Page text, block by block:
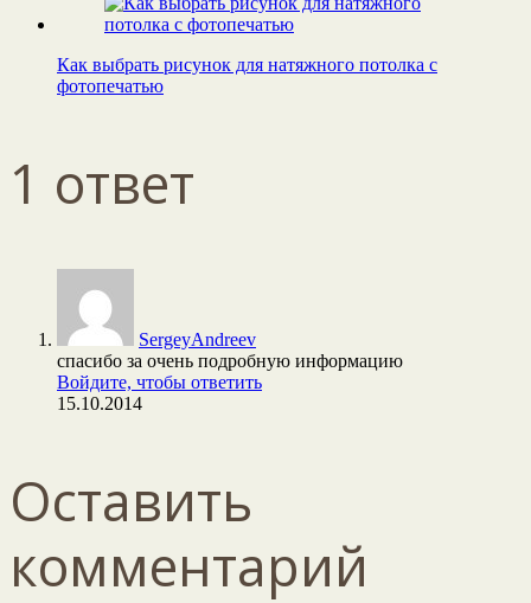
Как выбрать рисунок для натяжного потолка с
фотопечатью
1 ответ
SergeyAndreev
спасибо за очень подробную информацию
Войдите, чтобы ответить
15.10.2014
Оставить
комментарий